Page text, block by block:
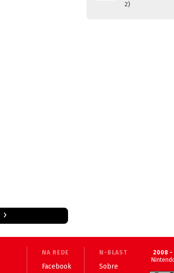
2)
NA REDE
Facebook
N-BLAST
Sobre
2008 -